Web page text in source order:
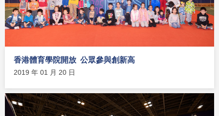
香港體育學院開放 公眾參與創新高
2019 年 01 月 20 日